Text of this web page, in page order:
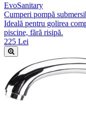
EvoSanitary
Cumperi pompă
Ideală pentru golirea
piscine, fără risipă.
225 Lei